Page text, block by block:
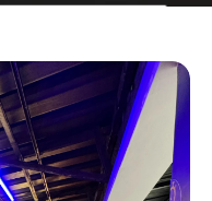
Alpha